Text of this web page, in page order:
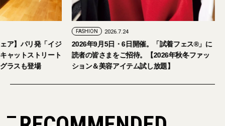
【おしゃれな大人のアイウェア】パリ発「イジ
ピジ」が国内初の旗艦店をキャットストリート
にオープン。日本限定サングラスも登場
2026年9月5日・6
読者の皆さまをご
ション＆美容アイ